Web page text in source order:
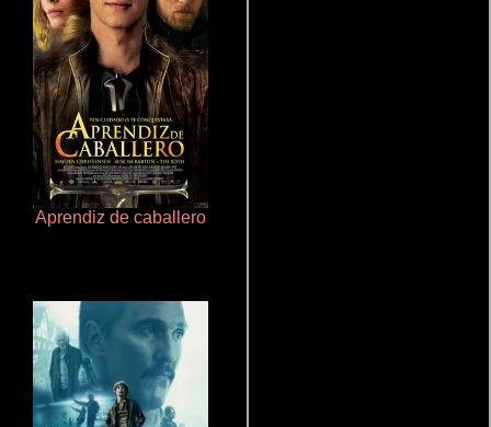
Aprendiz de caballero